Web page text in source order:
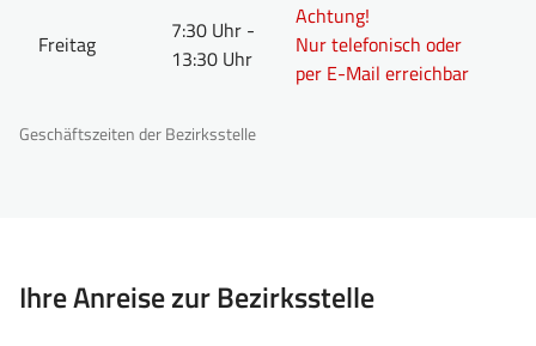
Geschäftszeiten der Bezirksstelle
Freitag
7:30 Uhr -
13:30 Uhr
Achtung!
Nur telefonisch oder
per E-Mail erreichbar
Ihre Anreise zur Bezirksstelle